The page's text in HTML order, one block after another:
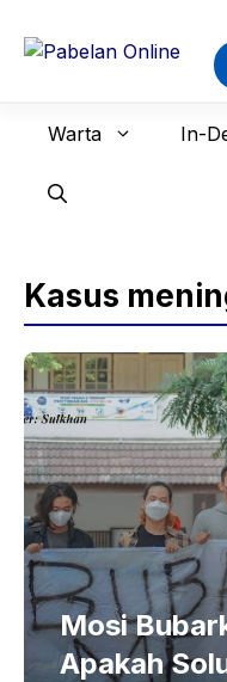
Warta In-
Kasus
Mosi
Apakah